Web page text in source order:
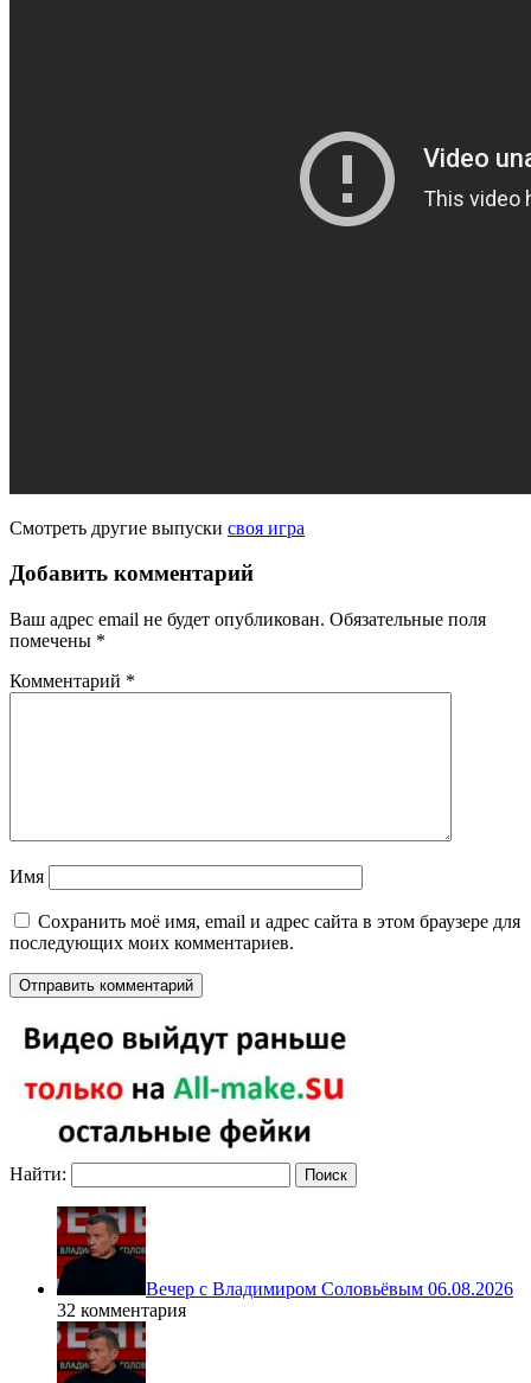
Смотреть другие выпуски своя игра
Добавить комментарий
Ваш адрес email не будет опубликован. Обязательные поля
помечены *
Комментарий *
Имя
Сохранить моё имя, email и адрес сайта в этом браузере для
последующих моих комментариев.
Найти:
Вечер с Владимиром Соловьёвым 06.08.2026
32 комментария